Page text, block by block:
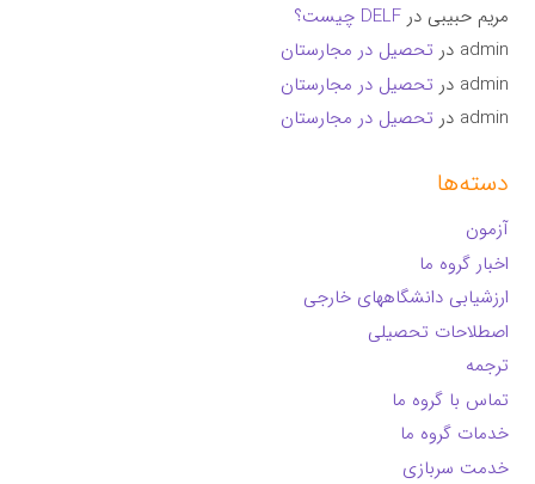
مریم حبیبی درDELF چیست؟
admin در تحصیل در مجارستان
admin در تحصیل در مجارستان
admin در تحصیل در مجارستان
دسته‌ها
آزمون
اخبار گروه ما
ارزشیابی دانشگاههای خارجی
اصطلاحات تحصیلی
ترجمه
تماس با گروه ما
خدمات گروه ما
خدمت سربازی